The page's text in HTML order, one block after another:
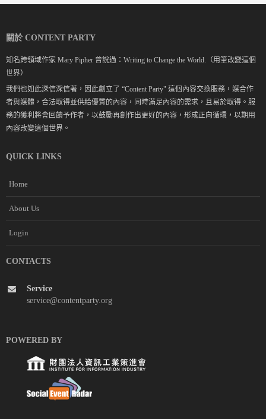
關於 CONTENT PARTY
知名跨領域作家 Mary Pipher 曾說過：Writing to Change the World.（用筆改變這個
世界）
我們也如此深信深信著，因此創立了 “Content Party" 這個內容交換服務，媒合作
者與媒體，合法取得並供給優質的內容，同時滿足內容的需求，且易於取得。服
務的獲利將會回饋予作者，以鼓勵再創作出更好的內容，形成正向循環，以期用
內容改變這個世界。
QUICK LINKS
Home
About Us
Login
CONTACTS
Service
service@contentparty.org
POWERED BY